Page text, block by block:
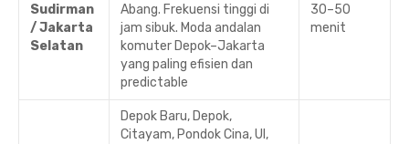
Sudirman
/ Jakarta
Selatan
Abang. Frekuensi tinggi di
jam sibuk. Moda andalan
komuter Depok–Jakarta
yang paling efisien dan
predictable
30–50
menit
Depok Baru, Depok,
Citayam, Pondok Cina, UI,